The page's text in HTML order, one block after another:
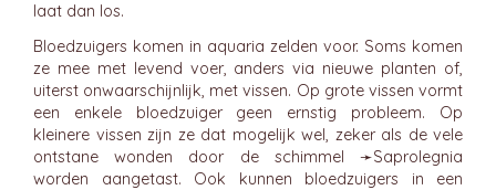
laat dan los.
Bloedzuigers komen in aquaria zelden voor. Soms komen
ze mee met levend voer, anders via nieuwe planten of,
uiterst onwaarschijnlijk, met vissen. Op grote vissen vormt
een enkele bloedzuiger geen ernstig probleem. Op
kleinere vissen zijn ze dat mogelijk wel, zeker als de vele
ontstane wonden door de schimmel ➛Saprolegnia
worden aangetast. Ook kunnen bloedzuigers in een